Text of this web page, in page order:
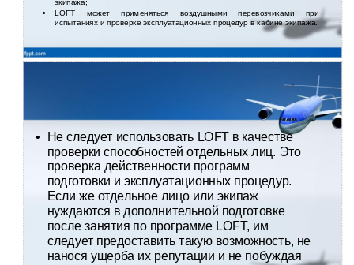
экипажа;
•
LOFT может применяться воздушными перевозчиками при
испытаниях и проверке эксплуатационных процедур в кабине экипажа.
• Не следует использовать LOFT в качестве
проверки способностей отдельных лиц. Это
проверка действенности программ
подготовки и эксплуатационных процедур.
Если же отдельное лицо или экипаж
нуждаются в дополнительной подготовке
после занятия по программе LOFT, им
следует предоставить такую возможность, не
нанося ущерба их репутации и не побуждая